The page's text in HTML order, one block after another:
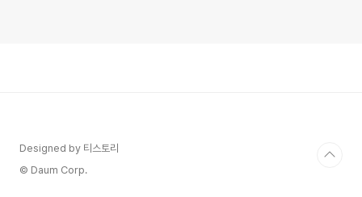
Designed by 티스토리
© Daum Corp.